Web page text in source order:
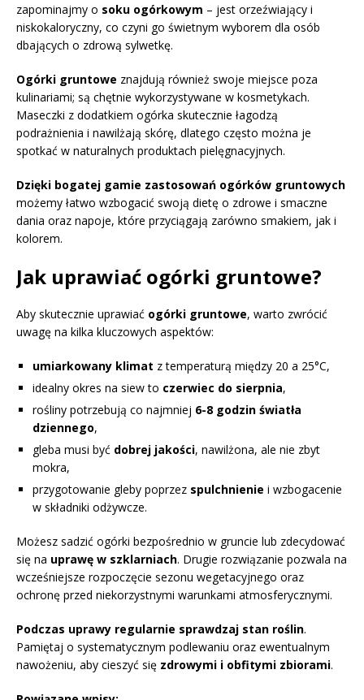
zapominajmy o soku ogórkowym – jest orzeźwiający i
niskokaloryczny, co czyni go świetnym wyborem dla osób
dbających o zdrową sylwetkę.
Ogórki gruntowe znajdują również swoje miejsce poza
kulinariami; są chętnie wykorzystywane w kosmetykach.
Maseczki z dodatkiem ogórka skutecznie łagodzą
podrażnienia i nawilżają skórę, dlatego często można je
spotkać w naturalnych produktach pielęgnacyjnych.
Dzięki bogatej gamie zastosowań ogórków gruntowych
możemy łatwo wzbogacić swoją dietę o zdrowe i smaczne
dania oraz napoje, które przyciągają zarówno smakiem, jak i
kolorem.
Jak uprawiać ogórki gruntowe?
Aby skutecznie uprawiać ogórki gruntowe, warto zwrócić
uwagę na kilka kluczowych aspektów:
umiarkowany klimat z temperaturą między 20 a 25°C,
idealny okres na siew to czerwiec do sierpnia,
rośliny potrzebują co najmniej 6-8 godzin światła
dziennego,
gleba musi być dobrej jakości, nawilżona, ale nie zbyt
mokra,
przygotowanie gleby poprzez spulchnienie i wzbogacenie
w składniki odżywcze.
Możesz sadzić ogórki bezpośrednio w gruncie lub zdecydować
się na uprawę w szklarniach. Drugie rozwiązanie pozwala na
wcześniejsze rozpoczęcie sezonu wegetacyjnego oraz
ochronę przed niekorzystnymi warunkami atmosferycznymi.
Podczas uprawy regularnie sprawdzaj stan roślin.
Pamiętaj o systematycznym podlewaniu oraz ewentualnym
nawożeniu, aby cieszyć się zdrowymi i obfitymi zbiorami.